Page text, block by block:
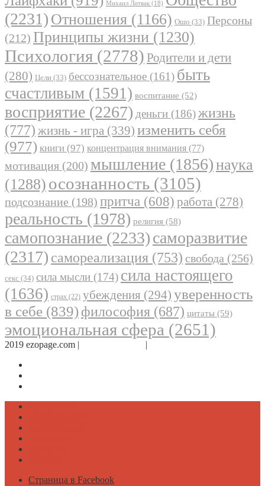
Михаил Литвак (18)
(2231) Отношения (1166) Ошо (33) Персоны
(212) Принципы жизни (1230)
Психология (2778) Родители и дети
(280) Цели (33) бессознательное (161) быть
счастливым (1591) воспитание (52)
восприятие (2267) деньги (186)жизнь
(777) жизнь - игра (339) изменить себя
(977) книги (97) концентрация внимания (77)
мотивация (200) мышление (1856)наука
(1288) осознанность (3105)
подсознание (198) притча (608) работа (278)
реальность (1978) религия (58)
самопознание (2233)саморазвитие
(2317) самореализация (753) свобода (256)
секс (34) сила мысли (174) сила настоящего
(1636) страх (22) убеждения (294) уверенность
в себе (839) философия (687) цитаты (59)
эмоциональная сфера (2651)
2019 ezopage.com | |
Страница в Facebook